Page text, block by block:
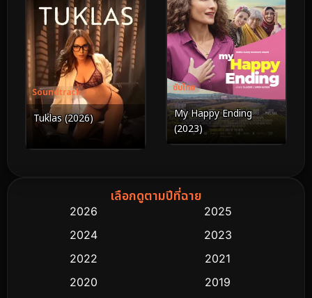
Soundtrack
Tuklas (2026)
ซับไทย
My Happy Ending
(2023)
เลือกดูตามปีที่ฉาย
2026
2025
2024
2023
2022
2021
2020
2019